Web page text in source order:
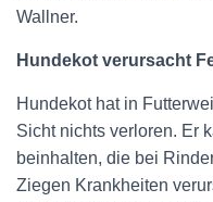
Wallner.
Hundekot verursacht
Hundekot hat in
Sicht nichts verloren. Er
beinhalten, die bei
Ziegen Krankheiten